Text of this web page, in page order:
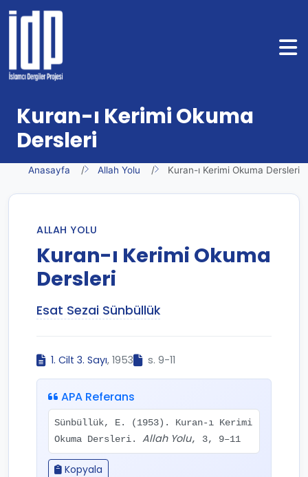
Kuran-ı Kerimi Okuma
Dersleri
Anasayfa Allah Yolu Kuran-ı Kerimi Okuma Dersleri
ALLAH YOLU
Kuran-ı Kerimi Okuma
Dersleri
Esat Sezai Sünbüllük
1. Cilt 3. Sayı, 1953 s. 9-11
APA Referans
Sünbüllük, E. (1953). Kuran-ı Kerimi
Okuma Dersleri. Allah Yolu, 3, 9–11
Kopyala